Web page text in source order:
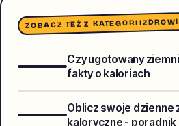
ZOBACZ TEŻ Z KATEGORII
Czy ugotowany
fakty o kaloriach
Oblicz swoje
kaloryczne - poradnik